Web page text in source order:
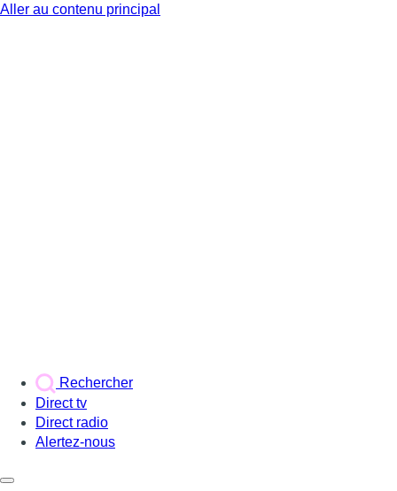
Aller au contenu principal
Rechercher
Direct tv
Direct radio
Alertez-nous